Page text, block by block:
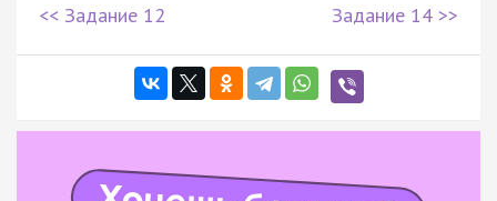
<< Задание 12 Задание 14 >>